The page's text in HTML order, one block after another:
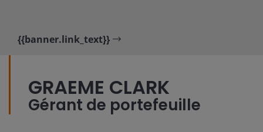
{{banner.link_text}}
GRAEME CLARK
Gérant de portefeuille